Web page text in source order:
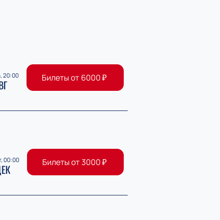
20:00 Билеты от 6000₽
00:00 Билеты от 3000₽